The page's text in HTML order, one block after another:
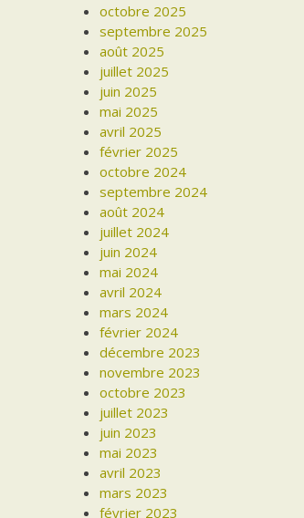
octobre 2025
septembre 2025
août 2025
juillet 2025
juin 2025
mai 2025
avril 2025
février 2025
octobre 2024
septembre 2024
août 2024
juillet 2024
juin 2024
mai 2024
avril 2024
mars 2024
février 2024
décembre 2023
novembre 2023
octobre 2023
juillet 2023
juin 2023
mai 2023
avril 2023
mars 2023
février 2023